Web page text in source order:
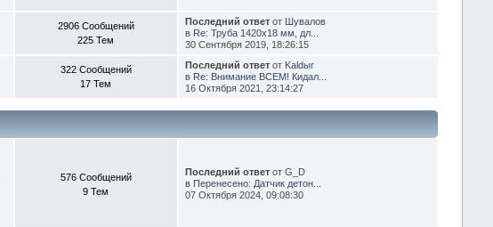
2906 Сообщений
225 Тем
Последний ответ от Шувалов
в Re: Труба 1420х18 мм, дл...
30 Сентября 2019, 18:26:15
322 Сообщений
17 Тем
Последний ответ от Kaldыr
в Re: Внимание ВСЕМ! Кидал...
16 Октября 2021, 23:14:27
576 Сообщений
9 Тем
Последний ответ отG_D
в Перенесено: Датчик детон...
07 Октября 2024, 09:08:30